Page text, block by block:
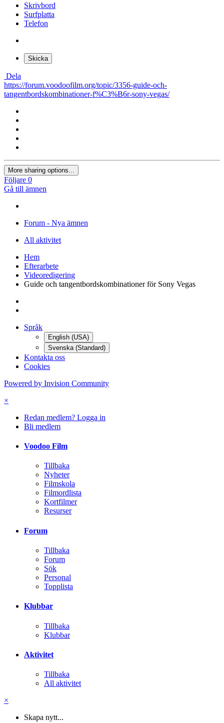
Skrivbord
Surfplatta
Telefon
Skicka
Dela
https://forum.voodoofilm.org/topic/3356-guide-och-
tangentbordskombinationer-f%C3%B6r-sony-vegas/
More sharing options...
Följare 0
Gå till ämnen
Forum - Nya ämnen
All aktivitet
Hem
Efterarbete
Videoredigering
Guide och tangentbordskombinationer för Sony Vegas
Språk
English (USA)
Svenska (Standard)
Kontakta oss
Cookies
Powered by Invision Community
×
Redan medlem? Logga in
Bli medlem
Voodoo Film
Tillbaka
Nyheter
Filmskola
Filmordlista
Kortfilmer
Resurser
Forum
Tillbaka
Forum
Sök
Personal
Topplista
Klubbar
Tillbaka
Klubbar
Aktivitet
Tillbaka
All aktivitet
×
Skapa nytt...